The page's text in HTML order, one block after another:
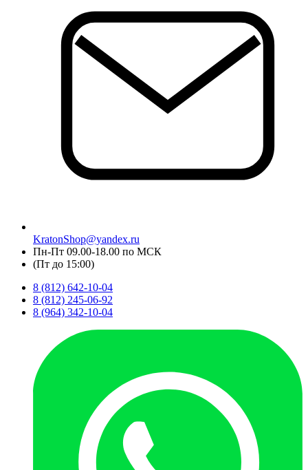
KratonShop@yandex.ru
Пн-Пт 09.00-18.00 по МСК
(Пт до 15:00)
8 (812) 642-10-04
8 (812) 245-06-92
8 (964) 342-10-04